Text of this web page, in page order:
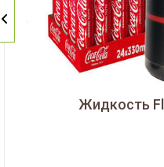
Жидкость